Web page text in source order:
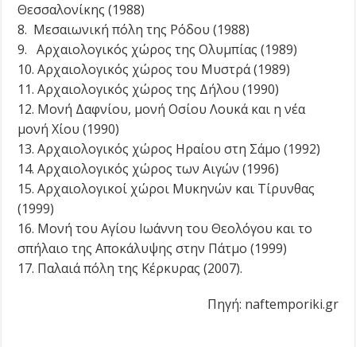
Θεσσαλονίκης (1988)
8. Μεσαιωνική πόλη της Ρόδου (1988)
9. Αρχαιολογικός χώρος της Ολυμπίας (1989)
10. Αρχαιολογικός χώρος του Μυστρά (1989)
11. Αρχαιολογικός χώρος της Δήλου (1990)
12. Μονή Δαφνίου, μονή Οσίου Λουκά και η νέα
μονή Χίου (1990)
13. Αρχαιολογικός χώρος Ηραίου στη Σάμο (1992)
14. Αρχαιολογικός χώρος των Αιγών (1996)
15. Αρχαιολογικοί χώροι Μυκηνών και Τίρυνθας
(1999)
16. Μονή του Αγίου Ιωάννη του Θεολόγου και το
σπήλαιο της Αποκάλυψης στην Πάτμο (1999)
17. Παλαιά πόλη της Κέρκυρας (2007).
Πηγή: naftemporiki.gr